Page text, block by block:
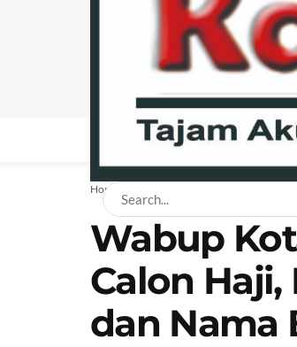
BERANDA NEWS BISNIS
Home
Wabup
Calon Haji,
dan Nama